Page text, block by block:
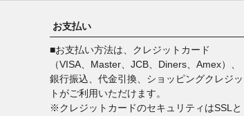
お支払い
■お支払い方法は、クレジットカード
（VISA、Master、JCB、Diners、Amex）、
銀行振込、代金引換、ショッピングクレジッ
トがご利用いただけます。
※クレジットカードのセキュリティはSSLと